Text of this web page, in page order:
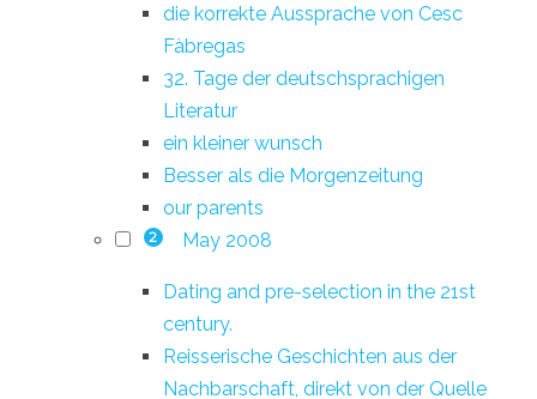
die korrekte Aussprache von Cesc
Fàbregas
32. Tage der deutschsprachigen
Literatur
ein kleiner wunsch
Besser als die Morgenzeitung
our parents
2 May 2008
Dating and pre-selection in the 21st
century.
Reisserische Geschichten aus der
Nachbarschaft, direkt von der Quelle